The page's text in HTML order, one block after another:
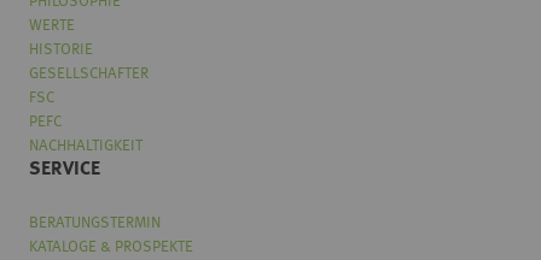
WERTE
HISTORIE
GESELLSCHAFTER
FSC
PEFC
NACHHALTIGKEIT
SERVICE
BERATUNGSTERMIN
KATALOGE & PROSPEKTE